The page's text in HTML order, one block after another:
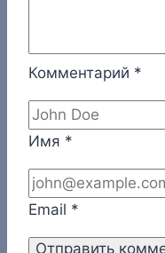
Комментарий *
Имя *
Email *